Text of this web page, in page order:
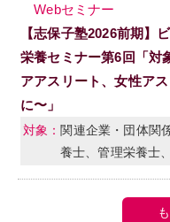
Webセミナー
【志保子塾2026前期】
栄養セミナー第6回「対
アアスリート、女性ア
に〜」
関連企業・団体関
養士、管理栄養士